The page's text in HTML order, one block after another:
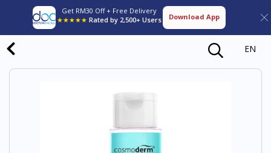
Get RM30 Off + Free Delivery
★★★★★ Rated by 2,500+ Users Download App
EN